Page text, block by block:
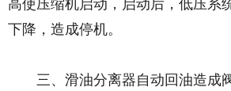
下降，造成停机。
三、滑油分离器自动回油造成阀